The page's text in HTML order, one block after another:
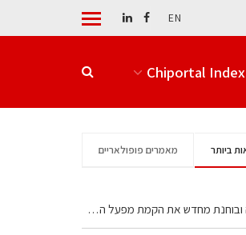
EN
Chiportal Index
ביותר מאמרים פופולאריים
מחדש את הקמת מפעל הענק שלה בקריית גת